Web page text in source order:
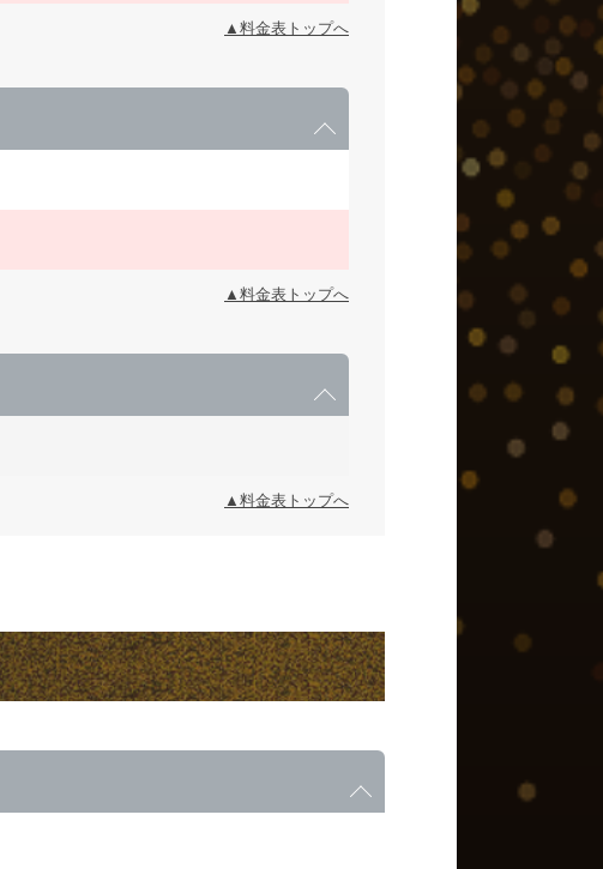
▲料金表トップへ
▲料金表トップへ
▲料金表トップへ